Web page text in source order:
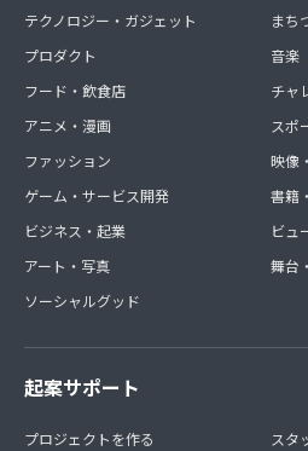
テクノロジー・ガジェット
プロダクト
フード・飲食店
アニメ・漫画
ファッション
ゲーム・サービス開発
ビジネス・起業
アート・写真
ソーシャルグッド
まち
音楽
チャ
スポ
映像
書籍
ビュ
舞台
起案サポート
プロジェクトを作る
スタ